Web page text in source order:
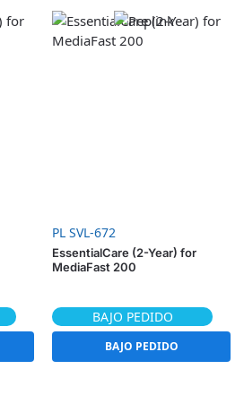
PL SVL-672
EssentialCare (2-Year) for
MediaFast 200
BAJO PEDIDO
BAJO PEDIDO